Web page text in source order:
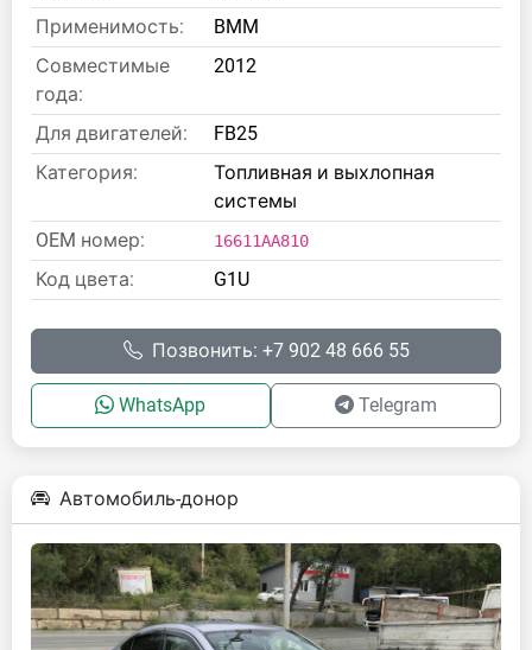
Применимость:
BMM
Совместимые
года:
2012
Для двигателей:
FB25
Категория:
Топливная и выхлопная
системы
OEM номер:
16611AA810
Код цвета: G1U
Позвонить: +7 902 48 666 55
WhatsApp Telegram
Автомобиль-донор